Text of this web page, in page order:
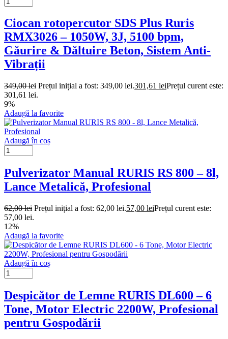
Ciocan rotopercutor SDS Plus Ruris
RMX3026 – 1050W, 3J, 5100 bpm,
Găurire & Dăltuire Beton, Sistem Anti-
Vibrații
349,00lei Prețul inițial a fost: 349,00 lei.301,61 leiPrețul curent este:
301,61 lei.
9%
Adaugă la favorite
Adaugă în coș
Pulverizator Manual RURIS RS 800 – 8l,
Lance Metalică, Profesional
62,00lei Prețul inițial a fost: 62,00 lei.57,00 leiPrețul curent este:
57,00 lei.
12%
Adaugă la favorite
Adaugă în coș
Despicător de Lemne RURIS DL600 – 6
Tone, Motor Electric 2200W, Profesional
pentru Gospodării